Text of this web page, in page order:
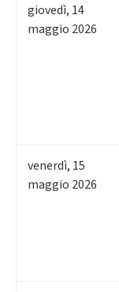
giovedì, 14
maggio 2026
venerdì, 15
maggio 2026